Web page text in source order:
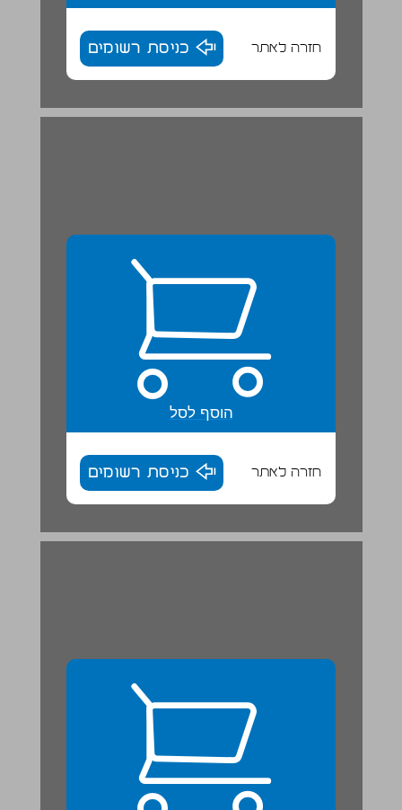
חזרה לאתר כניסת רשומים
עזרא פועל להפצת התורה ... 20
הוסף לסל
חזרה לאתר כניסת רשומים